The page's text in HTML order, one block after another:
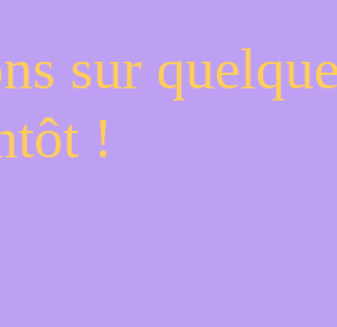
sur
!